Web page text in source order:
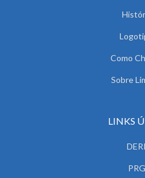
Como
Sobre
LINKS
DERI
PRG